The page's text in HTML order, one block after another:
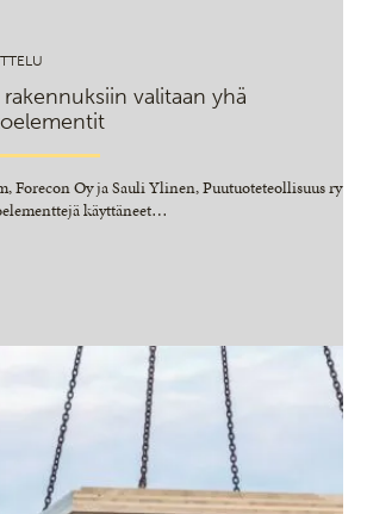
valitaan yhä
Forecon Oy ja Sauli Ylinen, Puutuoteteollisuus ry
käyttäneet…